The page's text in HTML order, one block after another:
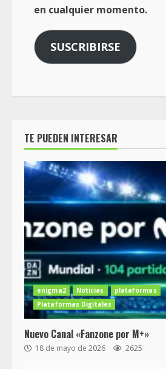
en cualquier momento.
SUSCRIBIRSE
TE PUEDEN INTERESAR
enigma2 Noticias
plataformas
Plataformas Digitales
Nuevo Canal «Fanzone por M+»
18 de mayo de 2026 2625